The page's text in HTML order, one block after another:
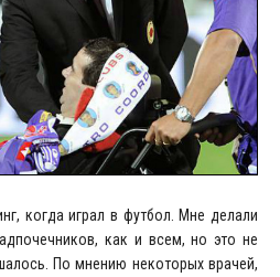
когда играл в футбол. Мне делали
как и всем, но это не
По мнению некоторых врачей,